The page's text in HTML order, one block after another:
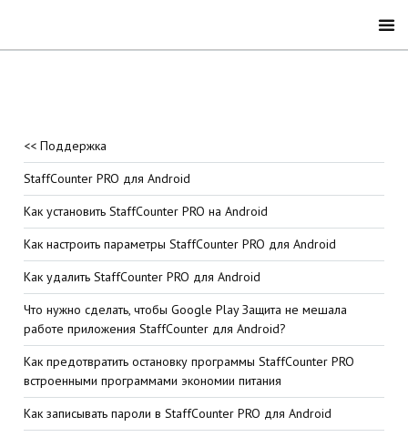
<< Поддержка
StaffCounter PRO для Android
Как установить StaffCounter PRO на Android
Как настроить параметры StaffCounter PRO для Android
Как удалить StaffCounter PRO для Android
Что нужно сделать, чтобы Google Play Защита не мешала
работе приложения StaffCounter для Android?
Как предотвратить остановку программы StaffCounter PRO
встроенными программами экономии питания
Как записывать пароли в StaffCounter PRO для Android